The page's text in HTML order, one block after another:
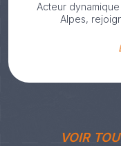
Acteur
Alpes,
VOIR